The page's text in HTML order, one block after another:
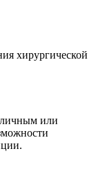
хирургической
или